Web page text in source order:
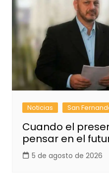
Noticias San
Cuando el
pensar en el
5 de agosto de 2026